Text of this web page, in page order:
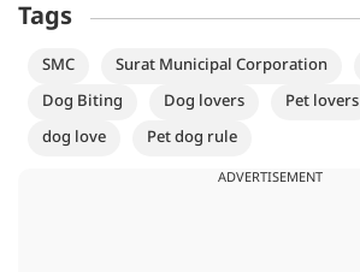
Tags
SMC Surat Municipal Corporation
Dog Biting
Dog lovers Pet lovers
dog love
Pet dog rule
ADVERTISEMENT